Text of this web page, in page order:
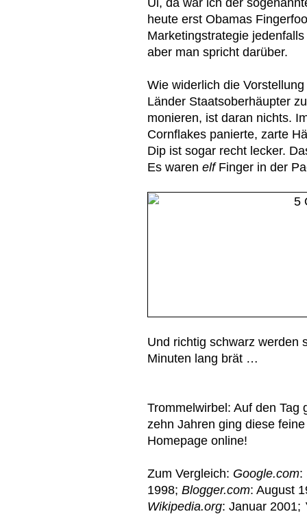
heute erst Obamas
Marketingstrategie
aber man spricht darüber.
Wie widerlich die
Länder Staatsoberhäupter
monieren, ist daran nichts.
Cornflakes panierte, zarte
Dip ist sogar recht lecker.
Es waren elfFinger in der
Und richtig schwarz werden
Minuten lang brät …
Trommelwirbel: Auf den Tag
zehn Jahren ging diese
Homepage online!
Zum Vergleich: Google.com:
1998; Blogger.com: August
Wikipedia.org: Januar 2001;